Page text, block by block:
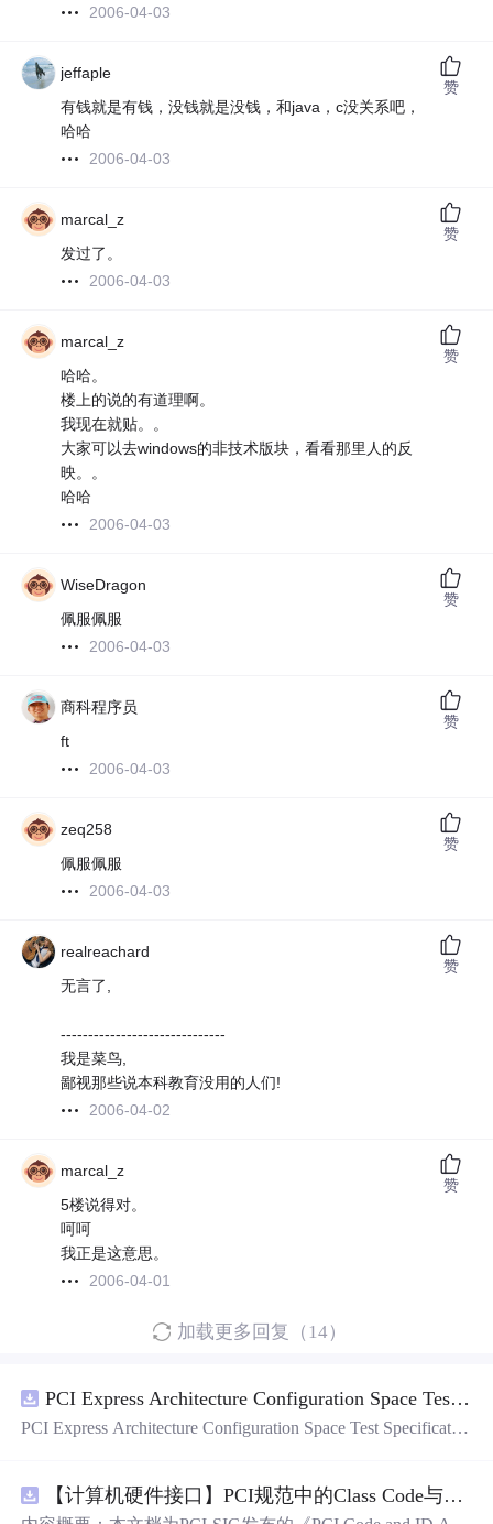
2006-04-03
jeffaple
有钱就是有钱，没钱就是没钱，和java，c没关系吧，
哈哈
2006-04-03
赞
marcal_z
发过了。
2006-04-03
赞
marcal_z
哈哈。
楼上的说的有道理啊。
我现在就贴。。
大家可以去windows的非技术版块，看看那里人的反
映。。
哈哈
2006-04-03
赞
WiseDragon
佩服佩服
2006-04-03
赞
商科程序员
ft
2006-04-03
赞
zeq258
佩服佩服
2006-04-03
赞
realreachard
无言了,
------------------------------
我是菜鸟,
鄙视那些说本科教育没用的人们!
2006-04-02
赞
marcal_z
5楼说得对。
呵呵
我正是这意思。
2006-04-01
赞
加载更多回复（14）
PCI Express Architecture Configuration Space Test Specification Revision 5.0, Version 1.0 (CB).pdf
PCI Express Architecture Configuration Space Test Specificatio
【计算机硬件接口】PCI规范中的Class Code与Capability ID分配：设备功能分类及扩展能力标识系统设计